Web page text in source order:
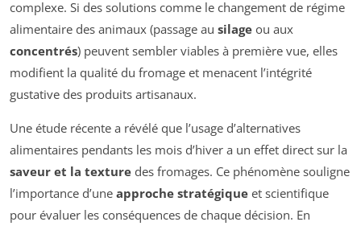
complexe. Si des solutions comme le changement de régime
alimentaire des animaux (passage au silage ou aux
concentrés) peuvent sembler viables à première vue, elles
modifient la qualité du fromage et menacent l’intégrité
gustative des produits artisanaux.
Une étude récente a révélé que l’usage d’alternatives
alimentaires pendants les mois d’hiver a un effet direct sur la
saveur et la texture des fromages. Ce phénomène souligne
l’importance d’une approche stratégique et scientifique
pour évaluer les conséquences de chaque décision. En